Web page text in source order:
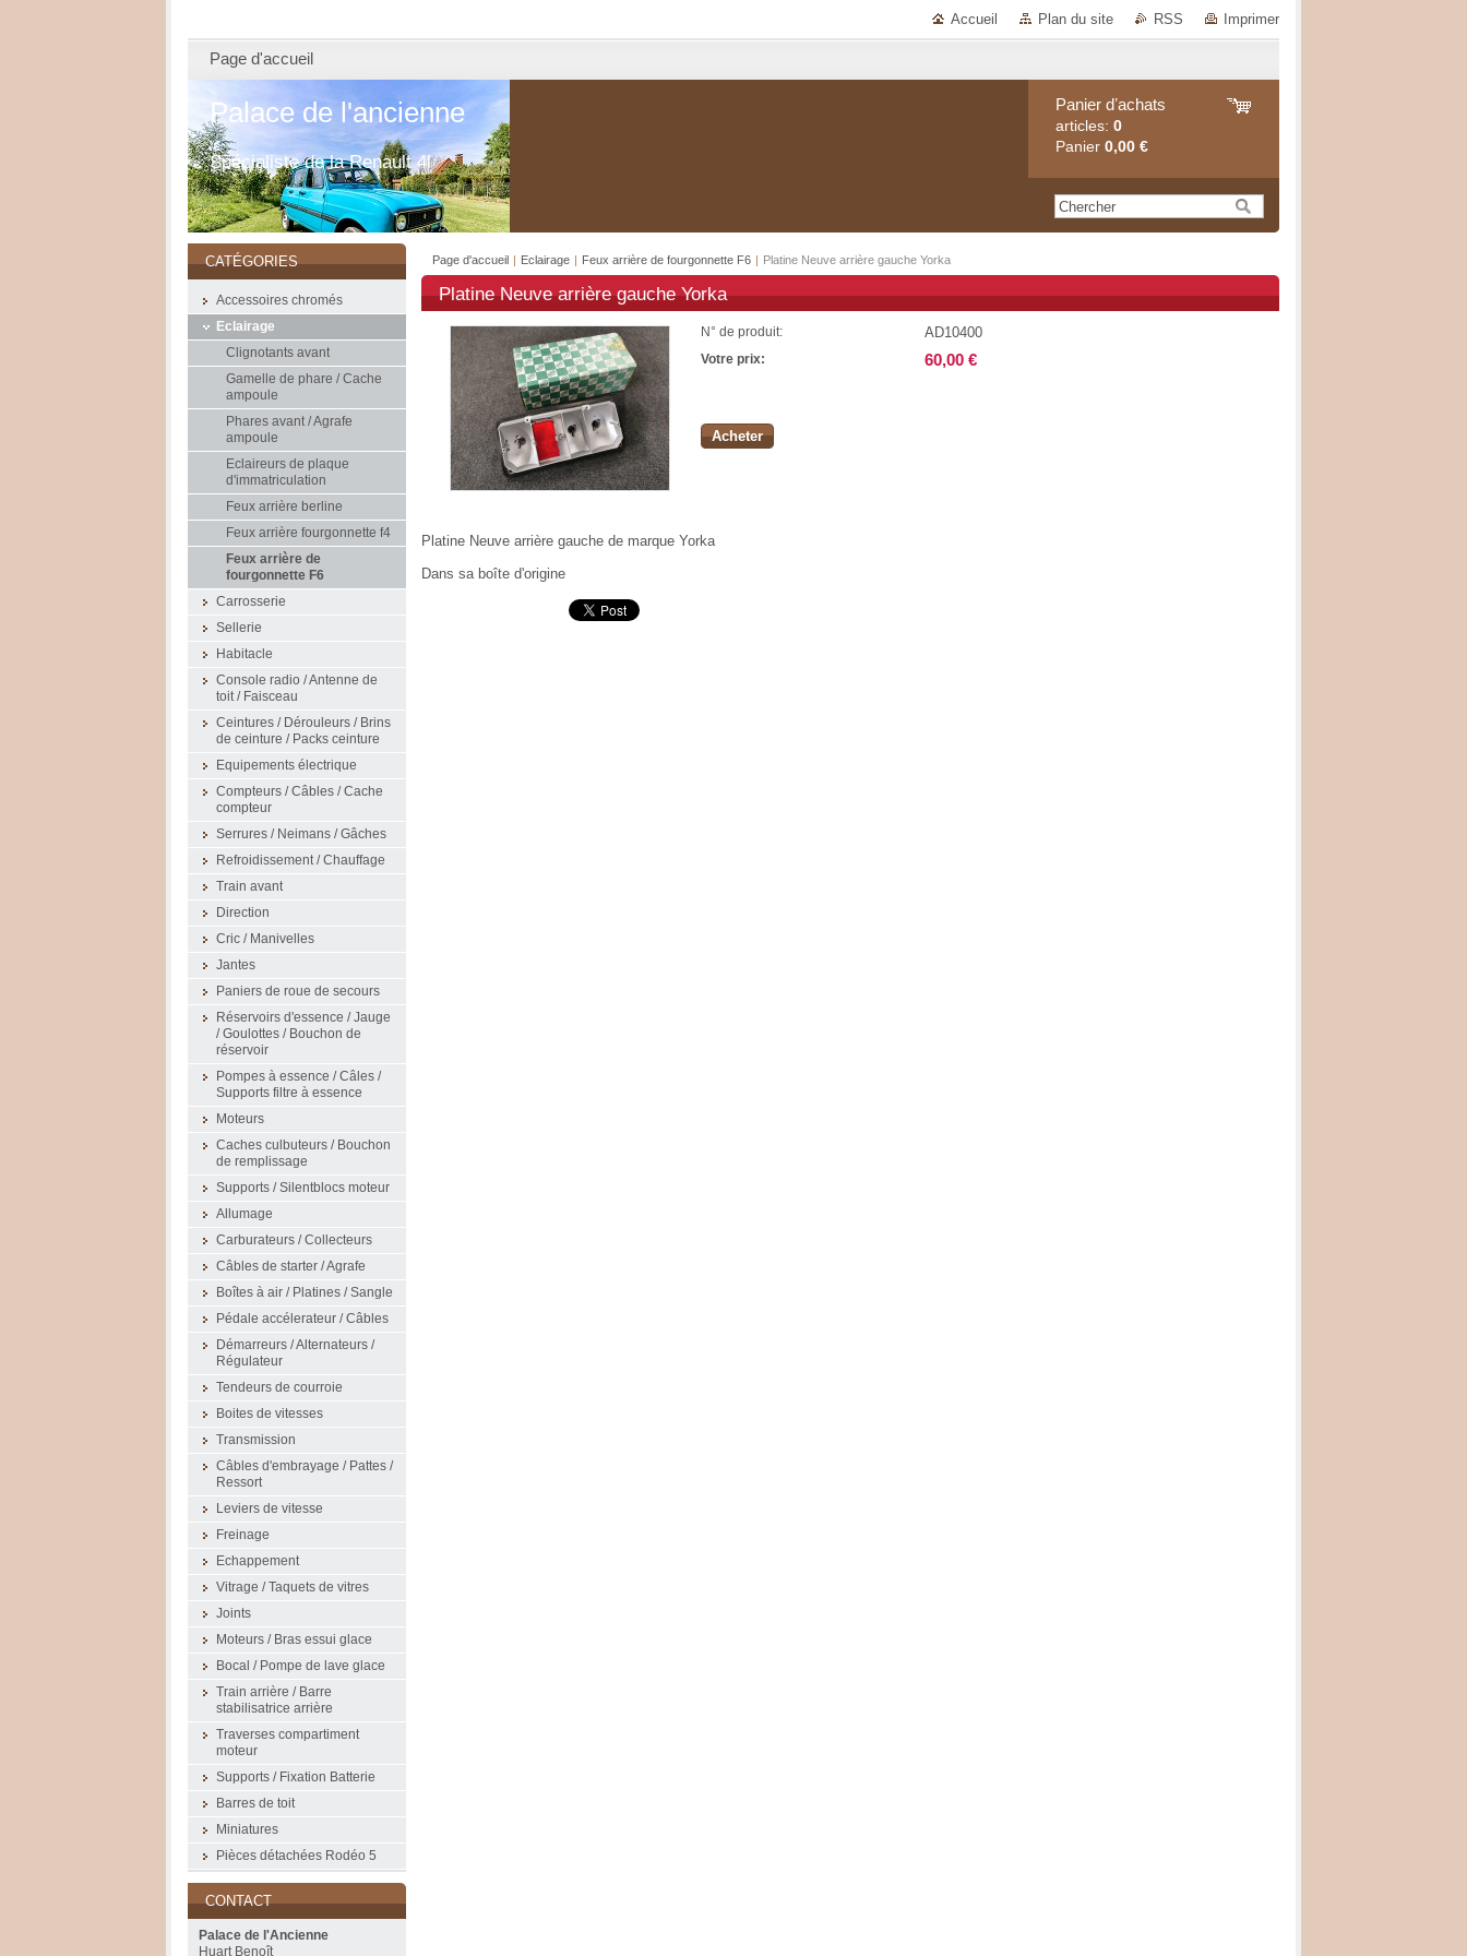
Accueil Plan du site RSS Imprimer
Page d'accueil
Palace de l'ancienne
Spécialiste de la Renault 4l
Panier dʼachats
articles: 0
Panier 0,00 €
Page d'accueil | Eclairage | Feux arrière de fourgonnette F6 | Platine Neuve arrière gauche Yorka
Platine Neuve arrière gauche Yorka
N° de produit: AD10400
Votre prix: 60,00 €
Acheter
Platine Neuve arrière gauche de marque Yorka
Dans sa boîte d'origine
CATÉGORIES
Accessoires chromés
Eclairage
Clignotants avant
Gamelle de phare / Cache
ampoule
Phares avant / Agrafe
ampoule
Eclaireurs de plaque
d'immatriculation
Feux arrière berline
Feux arrière fourgonnette f4
Feux arrière de
fourgonnette F6
Carrosserie
Sellerie
Habitacle
Console radio / Antenne de
toit / Faisceau
Ceintures / Dérouleurs / Brins
de ceinture / Packs ceinture
Equipements électrique
Compteurs / Câbles / Cache
compteur
Serrures / Neimans / Gâches
Refroidissement / Chauffage
Train avant
Direction
Cric / Manivelles
Jantes
Paniers de roue de secours
Réservoirs d'essence / Jauge
/ Goulottes / Bouchon de
réservoir
Pompes à essence / Câles /
Supports filtre à essence
Moteurs
Caches culbuteurs / Bouchon
de remplissage
Supports / Silentblocs moteur
Allumage
Carburateurs / Collecteurs
Câbles de starter / Agrafe
Boîtes à air / Platines / Sangle
Pédale accélerateur / Câbles
Démarreurs / Alternateurs /
Régulateur
Tendeurs de courroie
Boites de vitesses
Transmission
Câbles d'embrayage / Pattes /
Ressort
Leviers de vitesse
Freinage
Echappement
Vitrage / Taquets de vitres
Joints
Moteurs / Bras essui glace
Bocal / Pompe de lave glace
Train arrière / Barre
stabilisatrice arrière
Traverses compartiment
moteur
Supports / Fixation Batterie
Barres de toit
Miniatures
Pièces détachées Rodéo 5
CONTACT
Palace de l'Ancienne
Huart Benoît